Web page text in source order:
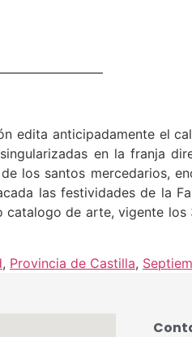
edita anticipadamente el
en la franja
los santos mercedarios,
las festividades de la
de arte, vigente
, Provincia de Castilla,